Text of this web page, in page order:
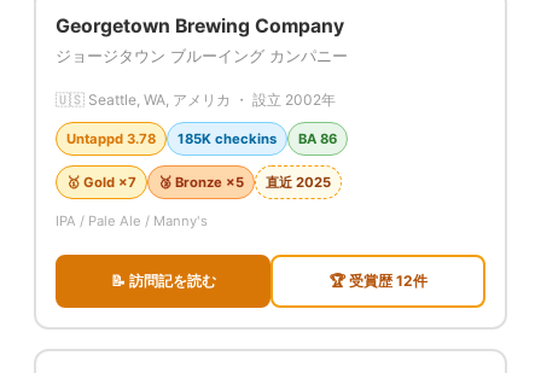
Georgetown Brewing Company
ジョージタウン ブルーイング カンパニー
🇺🇸 Seattle, WA, アメリカ ・ 設立 2002年
Untappd 3.78 185K checkins BA 86
🥇 Gold ×7 🥉 Bronze ×5 直近 2025
IPA / Pale Ale / Manny's
📝 訪問記を読む 🏆 受賞歴 12件